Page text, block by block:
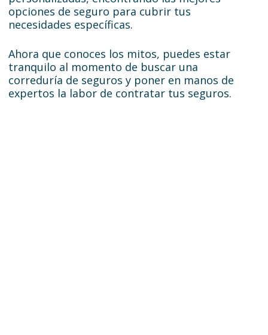
opciones de seguro para cubrir tus
necesidades específicas.
Ahora que conoces los mitos, puedes estar
tranquilo al momento de buscar una
correduría de seguros y poner en manos de
expertos la labor de contratar tus seguros.